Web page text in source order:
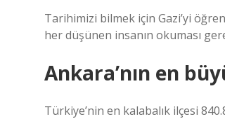
Tarihimizi bilmek için Gazi’yi
her düşünen insanın okuması
Ankara’nın en
Türkiye’nin en kalabalık ilçesi